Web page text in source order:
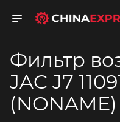
Фильтр
JAC J7
(NONAME)